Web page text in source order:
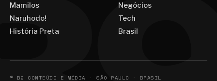
Mamilos
Naruhodo!
História Preta
Negócios
Tech
Brasil
© B9 CONTEÚDO E MÍDIA · SÃO PAULO · BRASIL